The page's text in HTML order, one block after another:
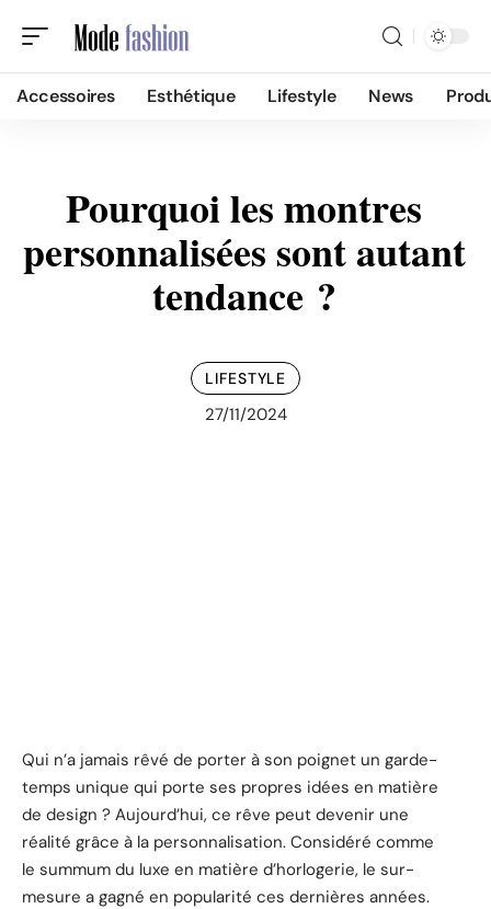
Accessoires Esthétique Lifestyle News
Pourquoi les montres
personnalisées sont autant
tendance ?
LIFESTYLE
27/11/2024
Qui n’a jamais rêvé de porter à son poignet un garde-
temps unique qui porte ses propres idées en matière
de design ? Aujourd’hui, ce rêve peut devenir une
réalité grâce à la personnalisation. Considéré comme
le summum du luxe en matière d’horlogerie, le sur-
mesure a gagné en popularité ces dernières années.